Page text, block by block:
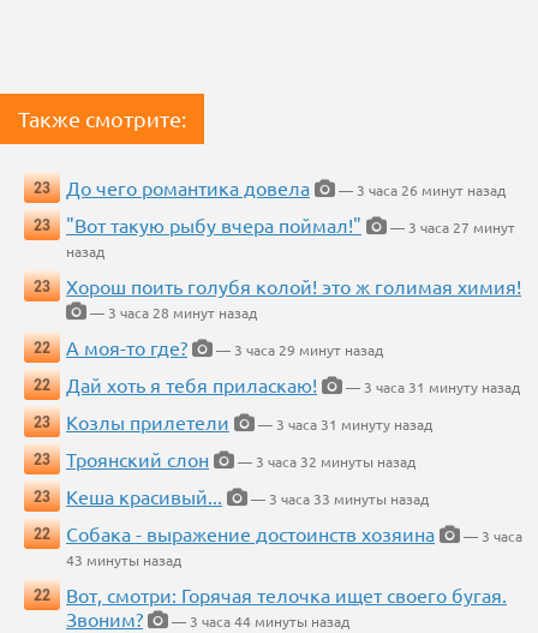
Также смотрите:
23 До чего романтика довела
— 3 часа 26 минут назад
23
"Вот такую рыбу вчера поймал!"
— 3 часа 27 минут
назад
23
Хорош поить голубя колой! это ж голимая химия!
— 3 часа 28 минут назад
22
А моя-то где?
— 3 часа 29 минут назад
22
Дай хоть я тебя приласкаю!
— 3 часа 31 минуту назад
23
Козлы прилетели
— 3 часа 31 минуту назад
23
Троянский слон
— 3 часа 32 минуты назад
23
Кеша красивый...
— 3 часа 33 минуты назад
22
Собака - выражение достоинств хозяина
— 3 часа
43 минуты назад
22
Вот, смотри: Горячая телочка ищет своего бугая.
Звоним?
— 3 часа 44 минуты назад